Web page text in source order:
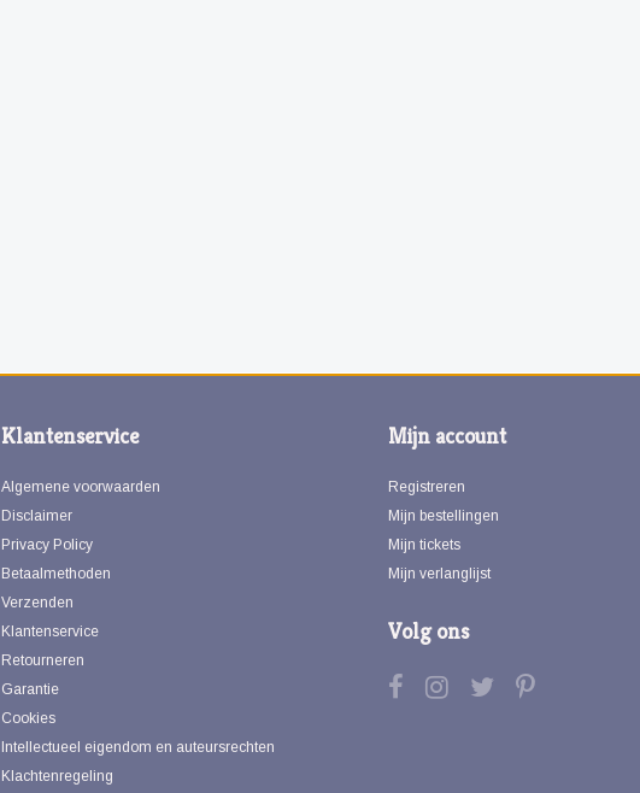
Klantenservice
Algemene voorwaarden
Disclaimer
Privacy Policy
Betaalmethoden
Verzenden
Klantenservice
Retourneren
Garantie
Cookies
Intellectueel eigendom en auteursrechten
Klachtenregeling
Mijn account
Registreren
Mijn bestellingen
Mijn tickets
Mijn verlanglijst
Volg ons